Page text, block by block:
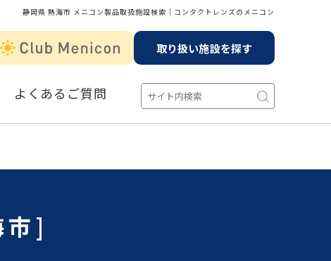
静岡県 熱海市 メニコン製品取扱施設検索│コンタクトレンズのメニコン
取り扱い施設を探す
よくあるご質問
市]